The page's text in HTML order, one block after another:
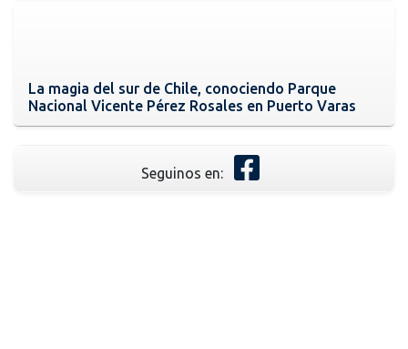
La magia del sur de Chile, conociendo Parque
Nacional Vicente Pérez Rosales en Puerto Varas
Seguinos en: